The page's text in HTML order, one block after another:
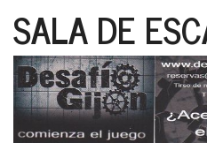
SALA DE